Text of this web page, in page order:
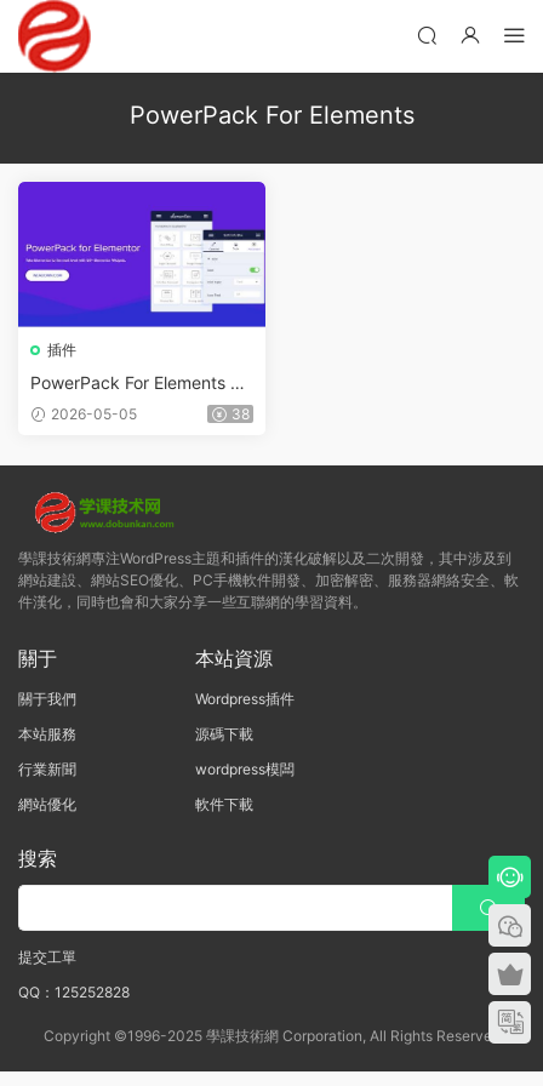
PowerPack For Elements
插件
PowerPack For Elements v2.
13.1（已漢化） – Addons for
2026-05-05 38
學課技術網專注WordPress主題和插件的漢化破解以及二次開發，其中涉及到
網站建設、網站SEO優化、PC手機軟件開發、加密解密、服務器網絡安全、軟
件漢化，同時也會和大家分享一些互聯網的學習資料。
關于
關于我們
本站服務
行業新聞
網站優化
本站資源
Wordpress插件
源碼下載
wordpress模闆
軟件下載
搜索
提交工單
QQ：125252828
Copyright ©1996-2025 學課技術網 Corporation, All Rights Reserved